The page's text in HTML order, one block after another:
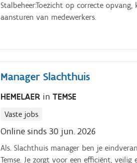
Stalbeheer:Toezicht op correcte
aansturen van medewerkers.
Manager Slachthuis
HEMELAER inTEMSE
Vaste jobs
Online sinds 30 jun. 2026
Als. Slachthuis manager ben je
Temse. Je zorgt voor een efficiënt,